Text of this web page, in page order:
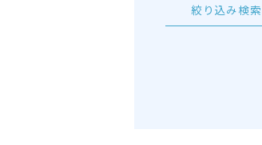
絞り込み検索